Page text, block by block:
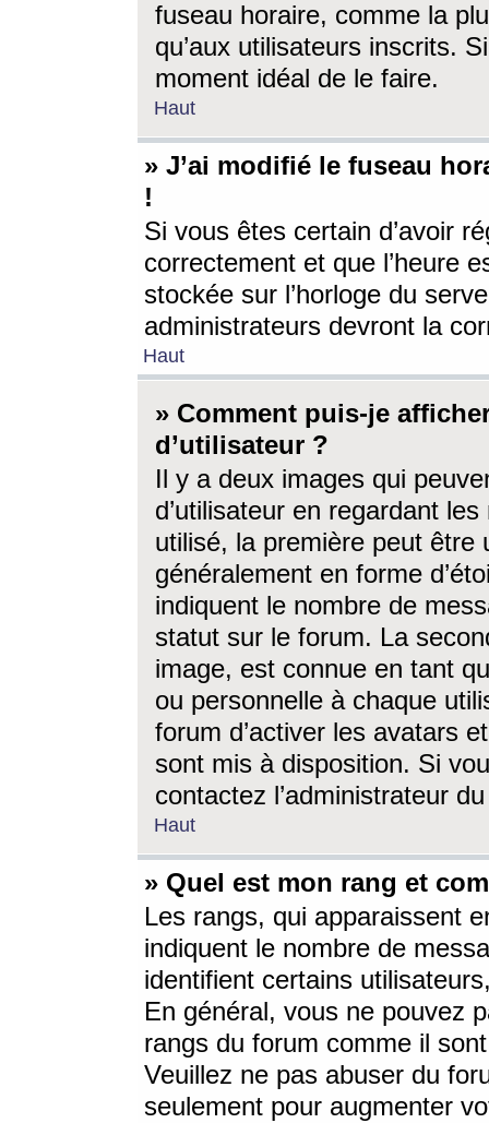
fuseau horaire, comme la
qu’aux utilisateurs inscrits.
moment idéal de le faire.
Haut
» J’ai modifié le fuseau
!
Si vous êtes certain d’avoir
correctement et que l’heure
stockée sur l’horloge du
administrateurs devront la
Haut
» Comment puis-je
d’utilisateur ?
Il y a deux images qui
d’utilisateur en regardant
utilisé, la première peut être
généralement en forme
indiquent le nombre de
statut sur le forum. La
image, est connue en tant
ou personnelle à chaque
forum d’activer les avatars
sont mis à disposition. Si
contactez l’administrateur
Haut
» Quel est mon rang et
Les rangs, qui apparaissent
indiquent le nombre de
identifient certains
En général, vous ne pouvez
rangs du forum comme il
Veuillez ne pas abuser du
seulement pour augmenter